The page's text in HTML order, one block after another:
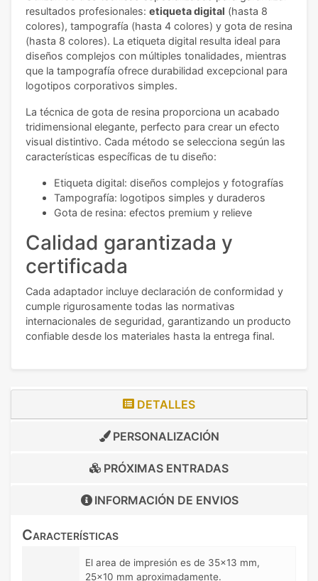
resultados profesionales: etiqueta digital (hasta 8
colores), tampografía (hasta 4 colores) y gota de resina
(hasta 8 colores). La etiqueta digital resulta ideal para
diseños complejos con múltiples tonalidades, mientras
que la tampografía ofrece durabilidad excepcional para
logotipos corporativos simples.
La técnica de gota de resina proporciona un acabado
tridimensional elegante, perfecto para crear un efecto
visual distintivo. Cada método se selecciona según las
características específicas de tu diseño:
Etiqueta digital: diseños complejos y fotografías
Tampografía: logotipos simples y duraderos
Gota de resina: efectos premium y relieve
Calidad garantizada y
certificada
Cada adaptador incluye declaración de conformidad y
cumple rigurosamente todas las normativas
internacionales de seguridad, garantizando un producto
confiable desde los materiales hasta la entrega final.
DETALLES
PERSONALIZACIÓN
PRÓXIMAS ENTRADAS
INFORMACIÓN DE ENVIOS
Características
El area de impresión es de 35x13 mm,
25x10 mm aproximadamente.